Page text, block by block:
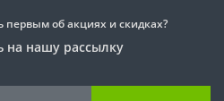
первым об акциях и скидках?
на нашу рассылку